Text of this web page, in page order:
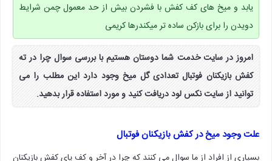
یابد و میخ های کف کفش با فشردن بیش از حد معمول چمن شرایط
دویدن را برای بازکن ساده تر میکندرها کریمی
امروز در سایت خدمت شما دوستان هستیم با بررسی سوال چرا در ته
کفش بازیکنان فوتبال تعدادی گل میخ وجود دارد این مطلب را می
توانید از سایت نکس لود دریافت کنید و مورد استفاده قرار بدهید.
علت وجود میخ در کفش بازیکنان فوتبال
بسیاری از افراد از ما سوال می کنند که چرا در آخر و کف پای کفش بازیکنان